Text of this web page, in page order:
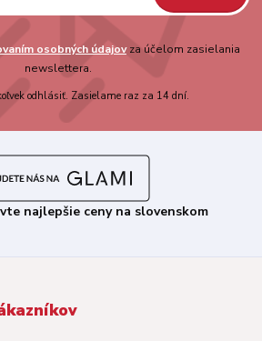
osobných údajovza účelom zasielania
newslettera.
odhlásiť. Zasielame raz za 14 dní.